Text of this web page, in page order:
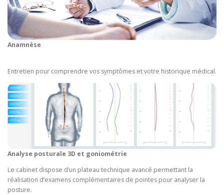
Anamnèse
Entretien pour comprendre vos symptômes et votre historique médical.
Analyse posturale 3D et goniométrie
Le cabinet dispose d’un plateau technique avancé permettant la
réalisation d’examens complémentaires de pointes pour analyser la
posture.